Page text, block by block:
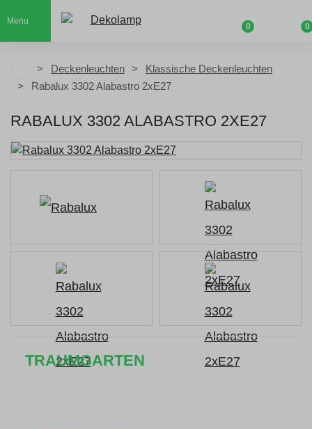
Menu
0 0
Deckenleuchten
Klassische Deckenleuchten
Rabalux 3302 Alabastro 2xE27
RABALUX 3302 ALABASTRO 2XE27
TRAUMGARTEN